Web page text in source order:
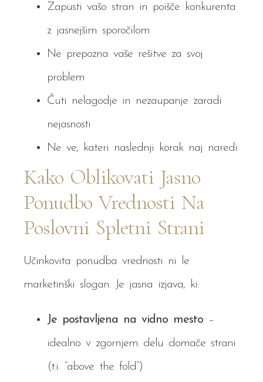
Zapusti vašo stran in poišče konkurenta
z jasnejšim sporočilom
Ne prepozna vaše rešitve za svoj
problem
Čuti nelagodje in nezaupanje zaradi
nejasnosti
Ne ve, kateri naslednji korak naj naredi
Kako Oblikovati Jasno
Ponudbo Vrednosti Na
Poslovni Spletni Strani
Učinkovita ponudba vrednosti ni le
marketinški slogan. Je jasna izjava, ki:
Je postavljena na vidno mesto –
idealno v zgornjem delu domače strani
(t.i. “above the fold”)